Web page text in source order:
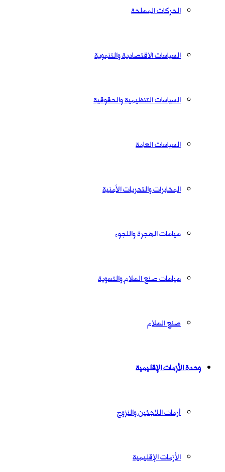
الحركات المسلحة
السياسات الاقتصادية والتنموية
السياسات التنظيمية والحقوقية
السياسات العامة
المخابرات والتحريات الأمنية
سياسات الهجرة واللجوء
سياسات صنع السلام والتسوية
صنع السلام
وحدة الأزمات الإقليمية
أزمات اللاجئين والنزوح
الأزمات الإقليمية